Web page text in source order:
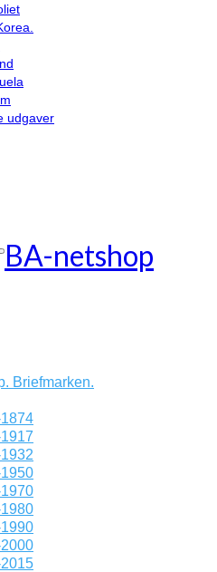
udgaver
BA-netshop
Briefmarken.